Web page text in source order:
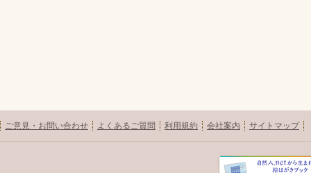
ご意見・お問い合わせ よくあるご質問 利用規約 会社案内 サイトマップ